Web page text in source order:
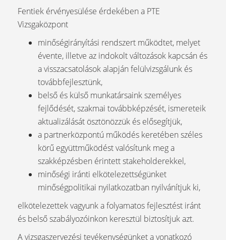
Fentiek érvényesülése érdekében a PTE
Vizsgaközpont
minőségirányítási rendszert működtet, melyet
évente, illetve az indokolt változások kapcsán és
a visszacsatolások alapján felülvizsgálunk és
továbbfejlesztünk,
belső és külső munkatársaink személyes
fejlődését, szakmai továbbképzését, ismereteik
aktualizálását ösztönözzük és elősegítjük,
a partnerközpontú működés keretében széles
körű együttműködést valósítunk meg a
szakképzésben érintett stakeholderekkel,
minőségi iránti elkötelezettségünket
minőségpolitikai nyilatkozatban nyilvánítjuk ki,
elkötelezettek vagyunk a folyamatos fejlesztést iránt
és belső szabályozóinkon keresztül biztosítjuk azt.
A vizsgaszervezési tevékenységünket a vonatkozó